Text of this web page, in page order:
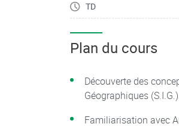
TD
Plan du cours
Découverte des
Géographiques
Familiarisation avec